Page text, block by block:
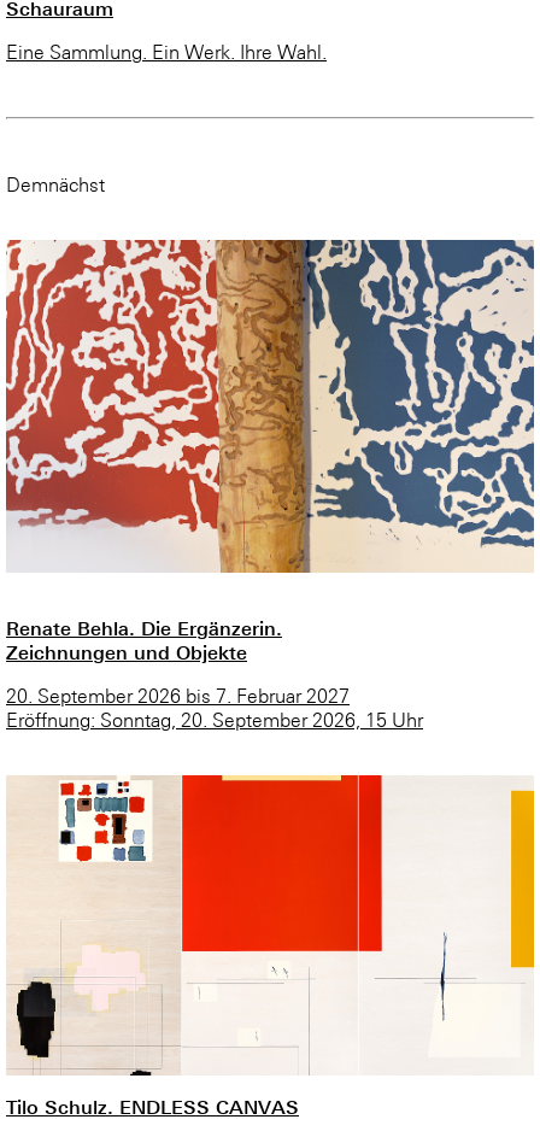
Schauraum
Eine Sammlung. Ein Werk. Ihre Wahl.
Demnächst
Renate Behla. Die Ergänzerin.
Zeichnungen und Objekte
20. September 2026 bis 7. Februar 2027
Eröffnung: Sonntag, 20. September 2026, 15 Uhr
Tilo Schulz. ENDLESS CANVAS